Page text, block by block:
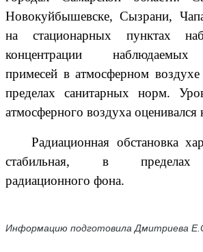
Новокуйбышевске,Сызрани,
на стационарных пунктах
концентрации наблюдаемых
примесей в атмосферном
пределах санитарных норм.
атмосферного воздуха оценивался
Радиационная обстановка
стабильная, в пределах
радиационного фона.
Информацию подготовила Дмитриева